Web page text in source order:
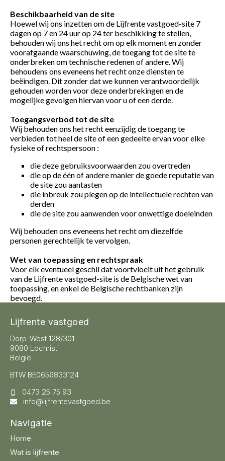
Beschikbaarheid van de site
Hoewel wij ons inzetten om de Lijfrente vastgoed-site 7
dagen op 7 en 24 uur op 24 ter beschikking te stellen,
behouden wij ons het recht om op elk moment en zonder
voorafgaande waarschuwing, de toegang tot de site te
onderbreken om technische redenen of andere. Wij
behoudens ons eveneens het recht onze diensten te
beëindigen. Dit zonder dat we kunnen verantwoordelijk
gehouden worden voor deze onderbrekingen en de
mogelijke gevolgen hiervan voor u of een derde.
Toegangsverbod tot de site
Wij behouden ons het recht eenzijdig de toegang te
verbieden tot heel de site of een gedeelte ervan voor elke
fysieke of rechtspersoon :
die deze gebruiksvoorwaarden zou overtreden
die op de één of andere manier de goede reputatie van
de site zou aantasten
die inbreuk zou plegen op de intellectuele rechten van
derden
die de site zou aanwenden voor onwettige doeleinden
Wij behouden ons eveneens het recht om diezelfde
personen gerechtelijk te vervolgen.
Wet van toepassing en rechtspraak
Voor elk eventueel geschil dat voortvloeit uit het gebruik
van de Lijfrente vastgoed-site is de Belgische wet van
toepassing, en enkel de Belgische rechtbanken zijn
bevoegd.
Lijfrente vastgoed
Dorp-West 128/301
9080 Lochristi
België
BTW BE0656833124
0473 25 75 93
info@lijfrentevastgoed.be
Navigatie
Home
Wat is lijfrente